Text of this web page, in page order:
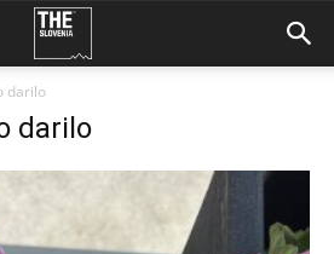
darilo
darilo